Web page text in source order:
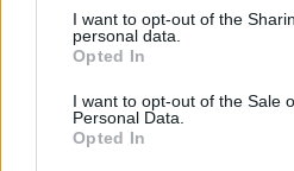
I want to opt-out of the
personal data.
Opted In
I want to opt-out of the Sale
Personal Data.
Opted In
dėka: verslas suklestėjo
ekonominei padėčiai, dėl
iki gyvos galvos“ bumas.